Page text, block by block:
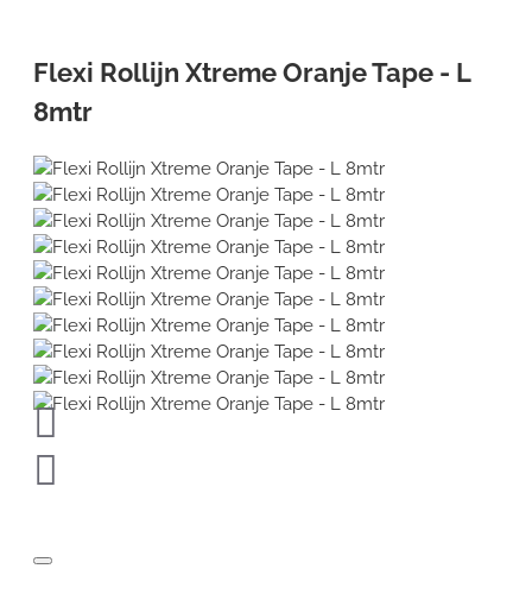
Flexi Rollijn Xtreme Oranje Tape - L
8mtr